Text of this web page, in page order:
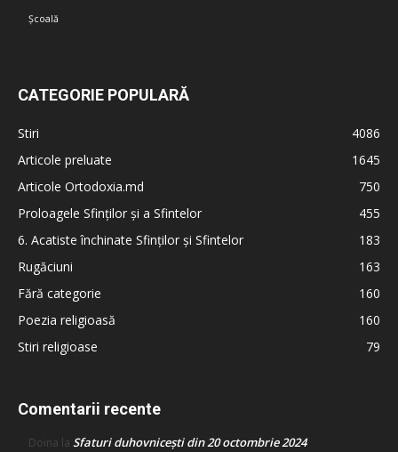
Școală
CATEGORIE POPULARĂ
Stiri
4086
Articole preluate
1645
Articole Ortodoxia.md
750
Proloagele Sfinților și a Sfintelor
455
6. Acatiste închinate Sfinților și Sfintelor
183
Rugăciuni
163
Fără categorie
160
Poezia religioasă
160
Stiri religioase
79
Comentarii recente
Doina la Sfaturi duhovnicești din 20 octombrie 2024